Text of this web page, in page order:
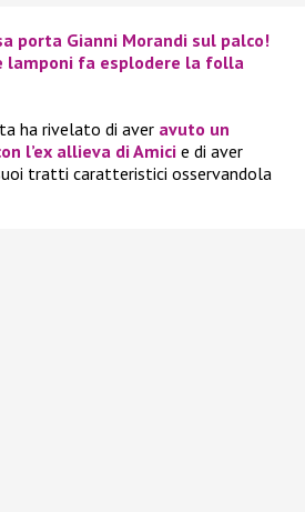
porta Gianni Morandi sul palco!
lamponi fa esplodere la folla
ha rivelato di aver avuto un
l’ex allieva di Amici e di aver
tratti caratteristici osservandola